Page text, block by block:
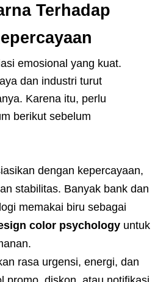
Terhadap
emosional yang kuat.
dan industri turut
Karena itu, perlu
berikut sebelum
dengan kepercayaan,
stabilitas. Banyak bank dan
memakai biru sebagai
color psychology untuk
rasa urgensi, energi, dan